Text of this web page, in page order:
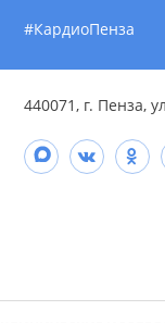
#КардиоПенза
440071, г. Пенза,